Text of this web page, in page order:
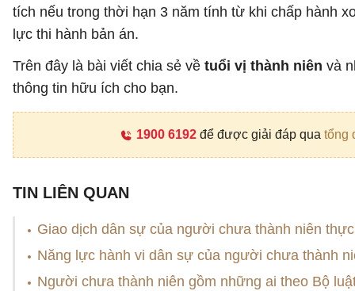
tích nếu trong thời hạn 3 năm tính từ khi chấp hành
lực thi hành bản án.
Trên đây là bài viết chia sẻ về tuổi vị thành niên và
thông tin hữu ích cho bạn.
1900 6192để được giải đáp qua tổng
TIN LIÊN QUAN
Giao dịch dân sự của người chưa thành niên
Năng lực hành vi dân sự của người chưa thành
Người chưa thành niên gồm những ai theo Bộ